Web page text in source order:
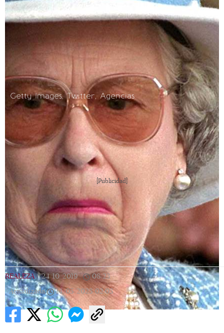
Getty Images, Twitter, Agencias
[Publicidad]
REALEZA | 24/10/2019 | 08:23 |
Actualizada
14/05/2023 02:03